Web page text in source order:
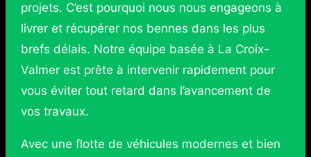
projets. C’est pourquoi nous nous engageons à
livrer et récupérer nos bennes dans les plus
brefs délais. Notre équipe basée à La Croix-
Valmer est prête à intervenir rapidement pour
vous éviter tout retard dans l’avancement de
vos travaux.
Avec une flotte de véhicules modernes et bien